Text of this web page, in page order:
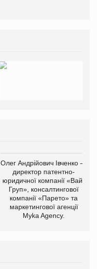
Олег Андрійович Івченко —
директор патентно-
юридичної компанії «Вайз
Груп», консалтингової
компанії «Парето» та
маркетингової агенції
Myka Agency.